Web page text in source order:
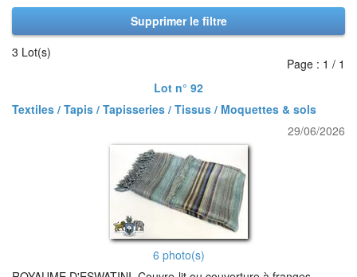
Supprimer le filtre
3 Lot(s)
Page : 1 / 1
Lot n° 92
Textiles / Tapis / Tapisseries / Tissus / Moquettes & sols
29/06/2026
6 photo(s)